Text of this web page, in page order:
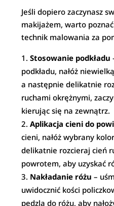
Jeśli dopiero zaczynasz
makijażem, warto
technik malowania za
Stosowanie podkładu
podkładu, nałóż
a następnie delikatnie
ruchami okrężnymi,
kierując się na zewnątrz.
Aplikacja cieni do
cieni, nałóż wybrany
delikatnie rozcieraj cień
powrotem, aby uzyskać
Nakładanie różu –
uwidocznić kości
pędzla do różu, aby